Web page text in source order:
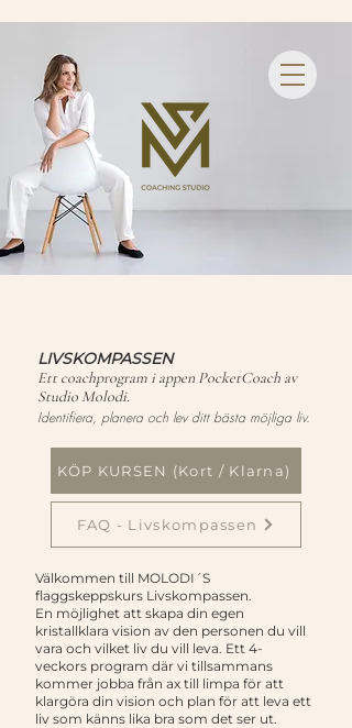
LIVSKOMPASSEN
Ett coachprogram i appen PocketCoach av
Studio Molodi.
Identifiera, planera och lev ditt bästa möjliga liv.
KÖP KURSEN (Kort / Klarna)
FAQ - Livskompassen
Välkommen till MOLODI´S
flaggskeppskurs Livskompassen.
En möjlighet att skapa din egen
kristallklara vision av den personen du vill
vara och vilket liv du vill leva. Ett 4-
veckors program där vi tillsammans
kommer jobba från ax till limpa för att
klargöra din vision och plan för att leva ett
liv som känns lika bra som det ser ut.